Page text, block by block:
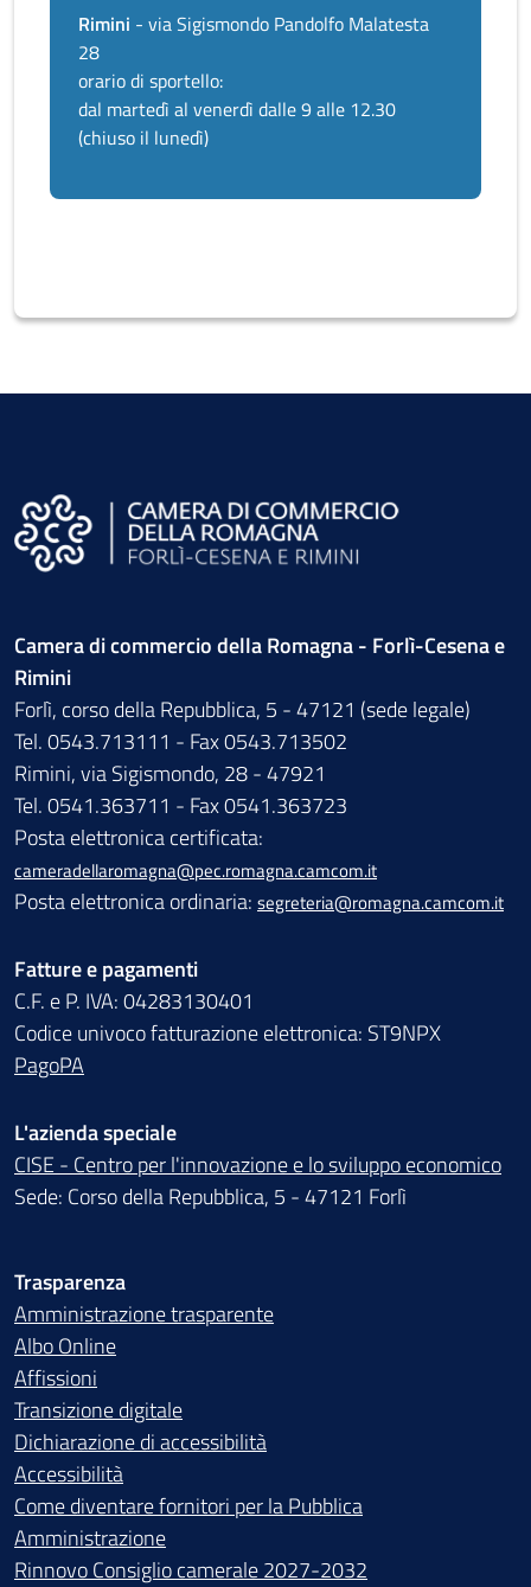
Rimini - via Sigismondo Pandolfo Malatesta
28
orario di sportello:
dal martedì al venerdì dalle 9 alle 12.30
(chiuso il lunedì)
Camera di commercio della Romagna - Forlì-Cesena e
Rimini
Forlì, corso della Repubblica, 5 - 47121 (sede legale)
Tel. 0543.713111 - Fax 0543.713502
Rimini, via Sigismondo, 28 - 47921
Tel. 0541.363711 - Fax 0541.363723
Posta elettronica certificata:
cameradellaromagna@pec.romagna.camcom.it
Posta elettronica ordinaria: segreteria@romagna.camcom.it
Fatture e pagamenti
C.F. e P. IVA: 04283130401
Codice univoco fatturazione elettronica: ST9NPX
PagoPA
L'azienda speciale
CISE - Centro per l'innovazione e lo sviluppo economico
Sede: Corso della Repubblica, 5 - 47121 Forlì
Trasparenza
Amministrazione trasparente
Albo Online
Affissioni
Transizione digitale
Dichiarazione di accessibilità
Accessibilità
Come diventare fornitori per la Pubblica
Amministrazione
Rinnovo Consiglio camerale 2027-2032